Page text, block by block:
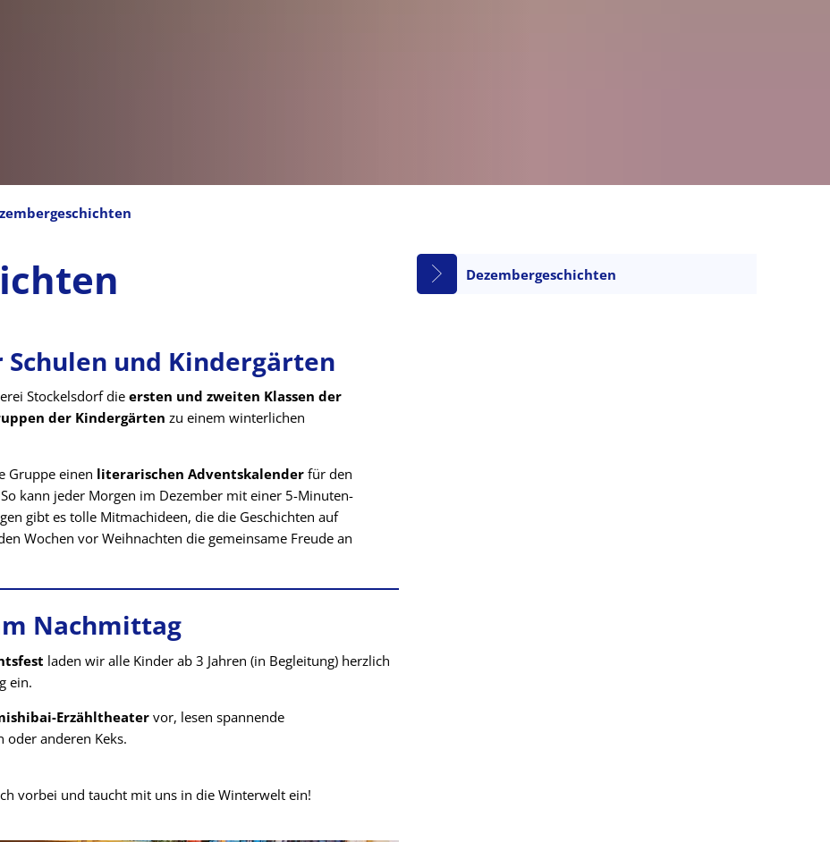
und Kindergärten
Stockelsdorf die ersten und zweiten Klassen der
der Kindergärten zu einem winterlichen
Gruppe einen literarischen Adventskalender für den
kann jeder Morgen im Dezember mit einer 5-Minuten-
gibt es tolle Mitmachideen, die die Geschichten auf
Wochen vor Weihnachten die gemeinsame Freude an
Nachmittag
laden wir alle Kinder ab 3 Jahren (in Begleitung) herzlich
ein.
Erzähltheater vor, lesen spannende
oder anderen Keks.
vorbei und taucht mit uns in die Winterwelt ein!
Dezembergeschichten